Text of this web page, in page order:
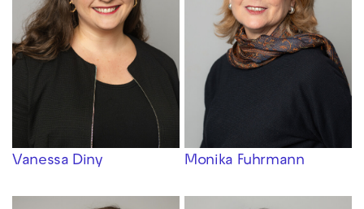
Vanessa Diny Monika Fuhrmann